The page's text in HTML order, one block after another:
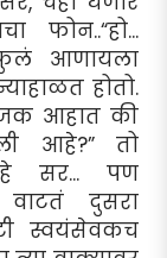
फोन..“हो...
आणायला
होतो.
आहात की
आहे?” तो
सर... पण
वाटतं दुसरा
स्वयंसेवकच